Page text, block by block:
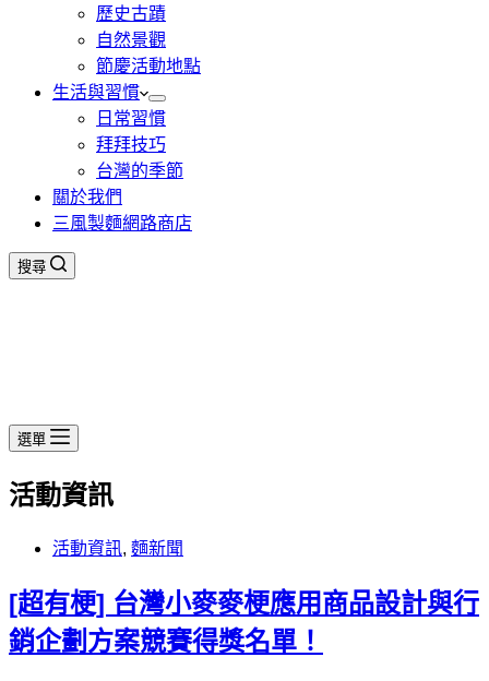
歷史古蹟
自然景觀
節慶活動地點
生活與習慣
日常習慣
拜拜技巧
台灣的季節
關於我們
三風製麵網路商店
搜尋
選單
活動資訊
活動資訊, 麵新聞
[超有梗] 台灣小麥麥梗應用商品設計與行
銷企劃方案競賽得獎名單！